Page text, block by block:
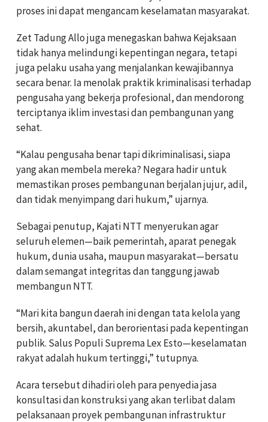
proses ini dapat mengancam keselamatan masyarakat.
Zet Tadung Allo juga menegaskan bahwa Kejaksaan
tidak hanya melindungi kepentingan negara, tetapi
juga pelaku usaha yang menjalankan kewajibannya
secara benar. Ia menolak praktik kriminalisasi terhadap
pengusaha yang bekerja profesional, dan mendorong
terciptanya iklim investasi dan pembangunan yang
sehat.
“Kalau pengusaha benar tapi dikriminalisasi, siapa
yang akan membela mereka? Negara hadir untuk
memastikan proses pembangunan berjalan jujur, adil,
dan tidak menyimpang dari hukum,” ujarnya.
Sebagai penutup, Kajati NTT menyerukan agar
seluruh elemen—baik pemerintah, aparat penegak
hukum, dunia usaha, maupun masyarakat—bersatu
dalam semangat integritas dan tanggung jawab
membangun NTT.
“Mari kita bangun daerah ini dengan tata kelola yang
bersih, akuntabel, dan berorientasi pada kepentingan
publik. Salus Populi Suprema Lex Esto—keselamatan
rakyat adalah hukum tertinggi,” tutupnya.
Acara tersebut dihadiri oleh para penyedia jasa
konsultasi dan konstruksi yang akan terlibat dalam
pelaksanaan proyek pembangunan infrastruktur